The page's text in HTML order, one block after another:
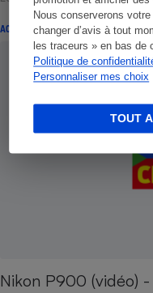
Nous conserverons
changer d’avis à tout
les traceurs » en bas de
Politique de
Personnaliser mes choix
TOUT
ACTUALITÉ
Nikon P900 (vidéo)